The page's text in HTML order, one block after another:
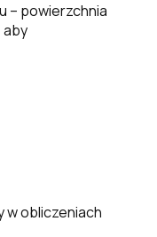
– powierzchnia
aby
w obliczeniach